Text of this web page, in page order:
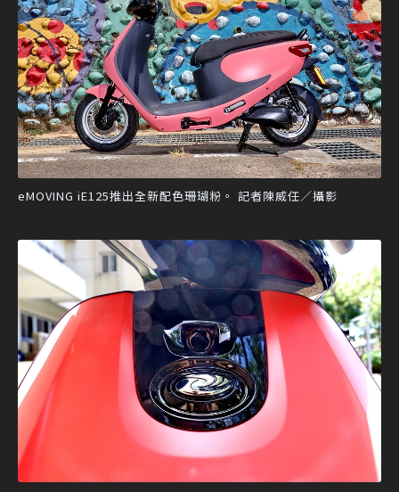
eMOVING iE125推出全新配色珊瑚粉。 記者陳威任／攝影